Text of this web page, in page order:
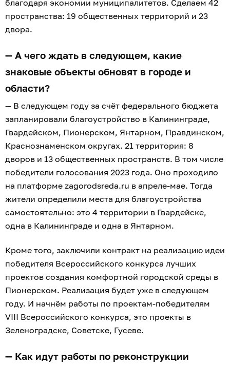
благодаря экономии муниципалитетов. Сделаем 42
пространства: 19 общественных территорий и 23
двора.
— А чего ждать в следующем, какие
знаковые объекты обновят в городе и
области?
— В следующем году за счёт федерального бюджета
запланировали благоустройство в Калининграде,
Гвардейском, Пионерском, Янтарном, Правдинском,
Краснознаменском округах. 21 территория: 8
дворов и 13 общественных пространств. В том числе
победители голосования 2023 года. Оно проходило
на платформе zagorodsreda.ru в апреле-мае. Тогда
жители определили места для благоустройства
самостоятельно: это 4 территории в Гвардейске,
одна в Калининграде и одна в Янтарном.
Кроме того, заключили контракт на реализацию идеи
победителя Всероссийского конкурса лучших
проектов создания комфортной городской среды в
Пионерском. Реализация будет уже в следующем
году. И начнём работы по проектам-победителям
VIII Всероссийского конкурса, это проекты в
Зеленоградске, Советске, Гусеве.
— Как идут работы по реконструкции